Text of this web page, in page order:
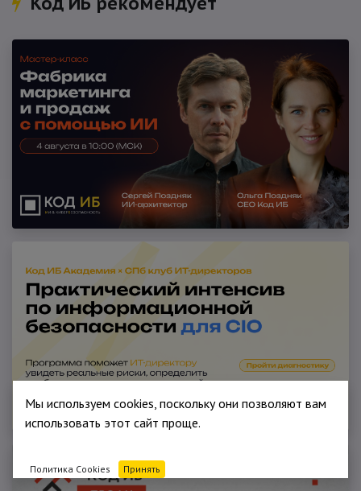
Мы используем cookies, поскольку они позволяют вам
использовать этот сайт проще.
Политика Cookies Принять